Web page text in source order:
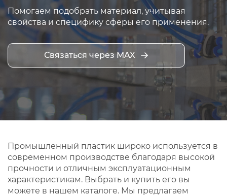
Помогаем подобрать материал, учитывая
свойства и специфику сферы его применения.
Связаться через MAX
Промышленный пластик широко используется в
современном производстве благодаря высокой
прочности и отличным эксплуатационным
характеристикам. Выбрать и купить его вы
можете в нашем каталоге. Мы предлагаем